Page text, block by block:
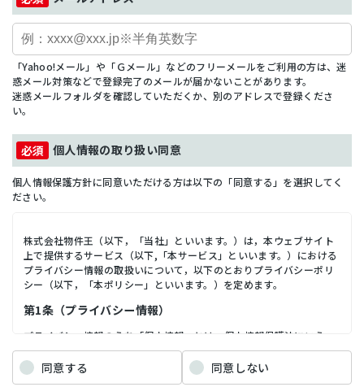
「Yahoo!メール」や「Ｇメール」などのフリーメールをご利用の方は、迷
惑メール対策などで登録完了のメールが届かないことがあります。
迷惑メールフォルダを確認していただくか、別のアドレスで登録くださ
い。
個人情報の取り扱い同意
個人情報保護方針に同意いただける方は以下の「同意する」を選択してく
ださい。
株式会社物件王（以下，「当社」といいます。）は，本ウェブサイト
上で提供するサービス（以下,「本サービス」といいます。）における
プライバシー情報の取扱いについて，以下のとおりプライバシーポリ
シー（以下，「本ポリシー」といいます。）を定めます。
第1条（プライバシー情報）
プライバシー情報のうち「個人情報」とは，個人情報保護法にいう
「個人情報」を指すものとし，生存する個人に関する情報であって，
当該情報に含まれる氏名，生年月日，住所，電話番号，連絡先その他
の記述等により特定の個人を識別できる情報を指します。 プライバシ
同意する 同意しない